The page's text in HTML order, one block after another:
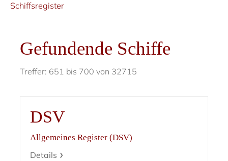
Schiffsregister
Gefundende Schiffe
Treffer: 651 bis 700 von 32715
DSV
Allgemeines Register (DSV)
Details